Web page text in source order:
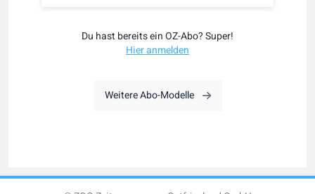
Du hast bereits ein OZ-Abo? Super!
Hier anmelden
Weitere Abo-Modelle